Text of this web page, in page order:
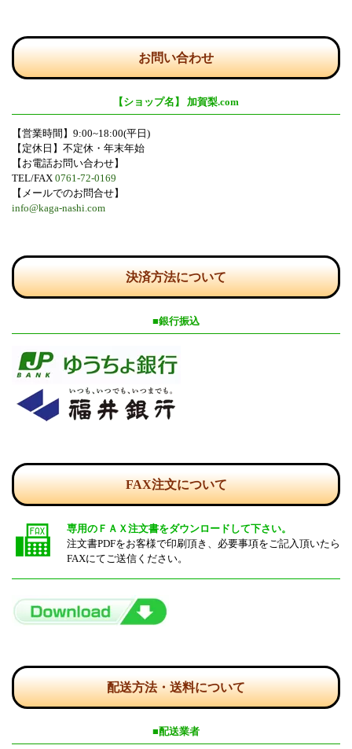
お問い合わせ
【ショップ名】 加賀梨.com
【営業時間】9:00~18:00(平日)
【定休日】不定休・年末年始
【お電話お問い合わせ】
TEL/FAX 0761-72-0169
【メールでのお問合せ】
info@kaga-nashi.com
決済方法について
■銀行振込
FAX注文について
専用のＦＡＸ注文書をダウンロードして下さい。
注文書PDFをお客様で印刷頂き、必要事項をご記入頂いたら
FAXにてご送信ください。
配送方法・送料について
■配送業者